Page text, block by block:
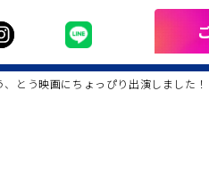
とう映画にちょっぴり出演しました！